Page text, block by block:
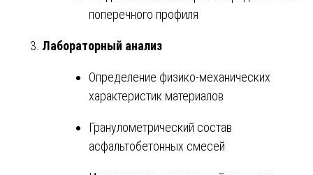
поперечного профиля
Лабораторный анализ
Определение физико-механических
характеристик материалов
Гранулометрический состав
асфальтобетонных смесей